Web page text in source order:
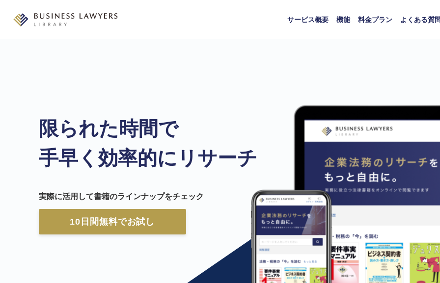
サービス概要 機能 料金プラン よくある質
限られた時間で
手早く効率的にリサーチ
実際に活用して書籍のラインナップをチェック
10日間無料でお試し